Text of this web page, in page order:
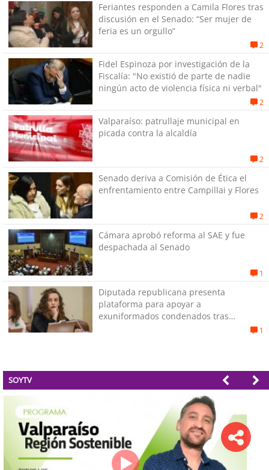
Feriantes responden a Camila Flores tras
discusión en el Senado: “Ser mujer de
feria es un orgullo”
2
Fidel Espinoza por investigación de la
Fiscalía: "No existió de parte de nadie
ningún acto de violencia física ni verbal"
2
Valparaíso: patrullaje municipal en
picada contra la alcaldía
2
Senado deriva a Comisión de Ética el
enfrentamiento entre Campillai y Flores
2
Cámara aprobó reforma al SAE y fue
despachada al Senado
1
Diputada republicana presenta
plataforma para apoyar a
exuniformados condenados tras
1
SOYTV